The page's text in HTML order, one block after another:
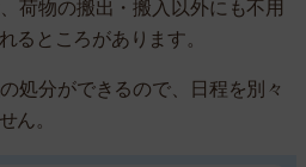
荷物の搬出・搬入以外にも不用
るところがあります。
処分ができるので、日程を別々
ん。